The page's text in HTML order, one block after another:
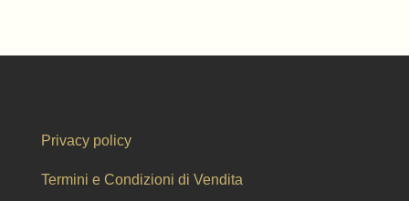
Privacy policy
Termini e Condizioni di Vendita